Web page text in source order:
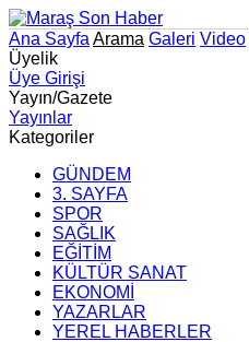
Ana Sayfa Arama Galeri Video
Üyelik
Üye Girişi
Yayın/Gazete
Yayınlar
Kategoriler
GÜNDEM
3. SAYFA
SPOR
SAĞLIK
EĞİTİM
KÜLTÜR SANAT
EKONOMİ
YAZARLAR
YEREL HABERLER